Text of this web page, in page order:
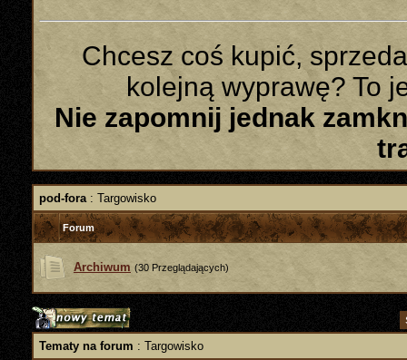
Chcesz coś kupić,
kolejną wyprawę? To
Nie zapomnij jednak
pod-fora : Targowisko
Forum
Archiwum (30 Przeglądających)
Tematy na forum : Targowisko